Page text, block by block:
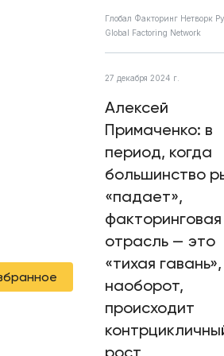
Глобал Факторинг Нетворк
Global Factoring Network
27 декабря 2024 г.
Алексей
Примаченко: в
период, когда
большинство
«падает»,
факторинговая
отрасль — это
«тихая
наоборот,
происходит
рост